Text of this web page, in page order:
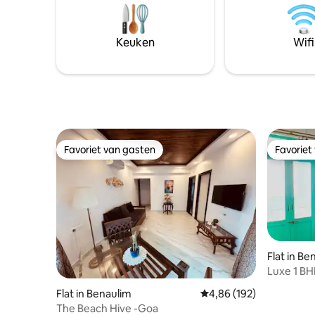
nabijgelegen restaurants en attracties.
We gedijen op het plezier van onze
gasten en streven ernaar dat je verblijf
niets minder dan superlatief is.
Airbnb/
gratis
koken.
Keuken Wifi
Favoriet van gasten
Favoriet van gasten
Flat in Benaulim Gemiddelde
4,86 (192)
The Beach Hive -Goa
Flat in
Luxe 1